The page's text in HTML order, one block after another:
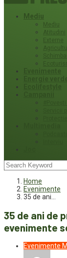
Mediu
Mediu
Atitudini
Externe
Home
Evenimente
35 de ani…
35 de ani de
evenimente
Evenimente